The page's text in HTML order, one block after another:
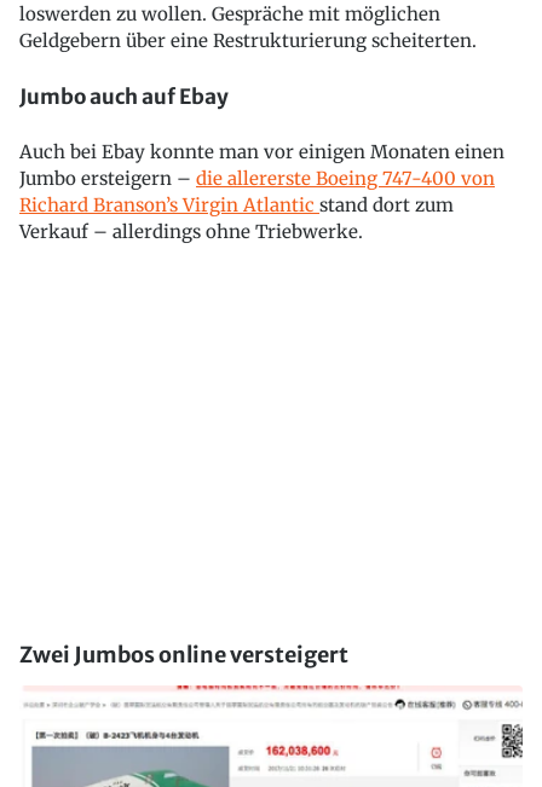
loswerden zu wollen. Gespräche mit möglichen
Geldgebern über eine Restrukturierung scheiterten.
Jumbo auch auf Ebay
Auch bei Ebay konnte man vor einigen Monaten einen
Jumbo ersteigern – die allererste Boeing 747-400 von
Richard Branson’s Virgin Atlantic stand dort zum
Verkauf – allerdings ohne Triebwerke.
Zwei Jumbos online versteigert